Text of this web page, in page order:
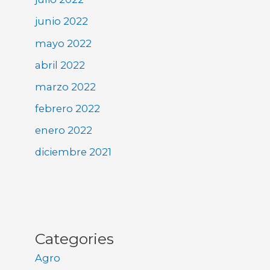
junio 2022
mayo 2022
abril 2022
marzo 2022
febrero 2022
enero 2022
diciembre 2021
Categories
Agro